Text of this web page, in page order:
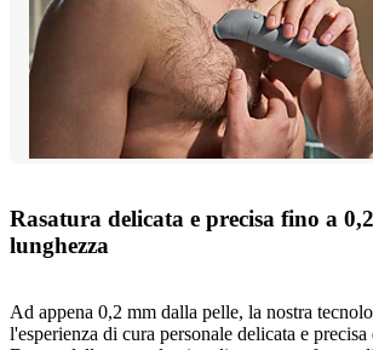
Rasatura delicata e precisa fino a
lunghezza
Ad appena 0,2 mm dalla pelle, la nostra
l'esperienza di cura personale delicata e